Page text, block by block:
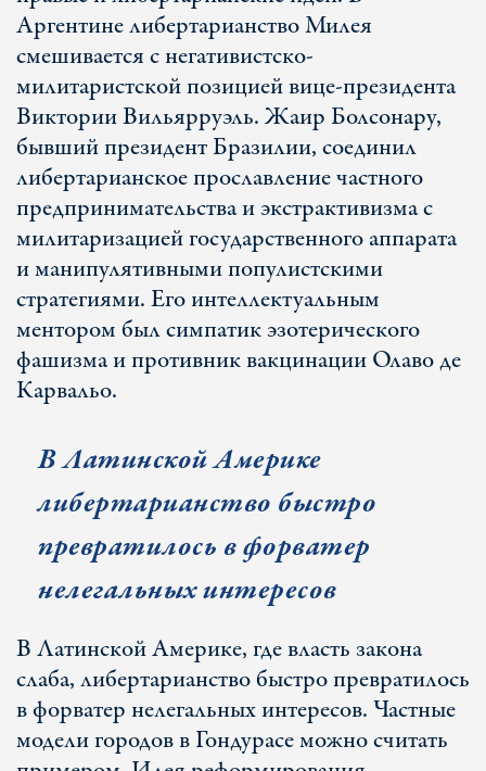
Аргентине либертарианство Милея
смешивается с негативистско-
милитаристской позицией вице-президента
Виктории Вильярруэль. Жаир Болсонару,
бывший президент Бразилии, соединил
либертарианское прославление частного
предпринимательства и экстрактивизма с
милитаризацией государственного аппарата
и манипулятивными популистскими
стратегиями. Его интеллектуальным
ментором был симпатик эзотерического
фашизма и противник вакцинации Олаво де
Карвальо.
В Латинской Америке
либертарианство быстро
превратилось в форватер
нелегальных интересов
В Латинской Америке, где власть закона
слаба, либертарианство быстро превратилось
в форватер нелегальных интересов. Частные
модели городов в Гондурасе можно считать